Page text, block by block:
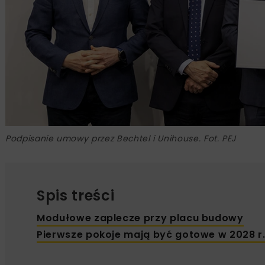
Podpisanie umowy przez Bechtel i Unihouse. Fot. PEJ
Spis treści
Modułowe zaplecze przy placu budowy
Pierwsze pokoje mają być gotowe w 2028 r.